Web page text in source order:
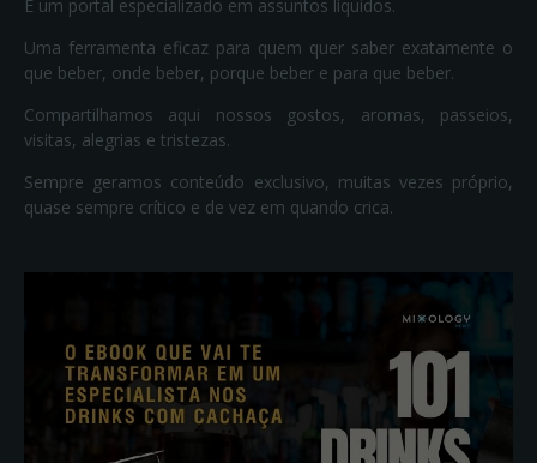
É um portal especializado em assuntos líquidos.
Uma ferramenta eficaz para quem quer saber exatamente o
que beber, onde beber, porque beber e para que beber.
Compartilhamos aqui nossos gostos, aromas, passeios,
visitas, alegrias e tristezas.
Sempre geramos conteúdo exclusivo, muitas vezes próprio,
quase sempre crítico e de vez em quando crica.